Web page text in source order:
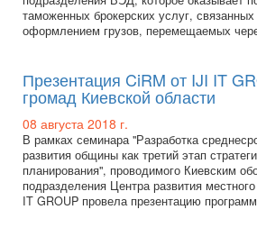
таможенных брокерских услуг,
оформлением грузов, перемещаемых
Презентация CiRM от IJI IT
громад Киевской области
08 августа 2018 г.
В рамках семинара "Разработка
развития общины как третий этап
планирования", проводимого Киевским
подразделения Центра развития
IT GROUP провела презентацию